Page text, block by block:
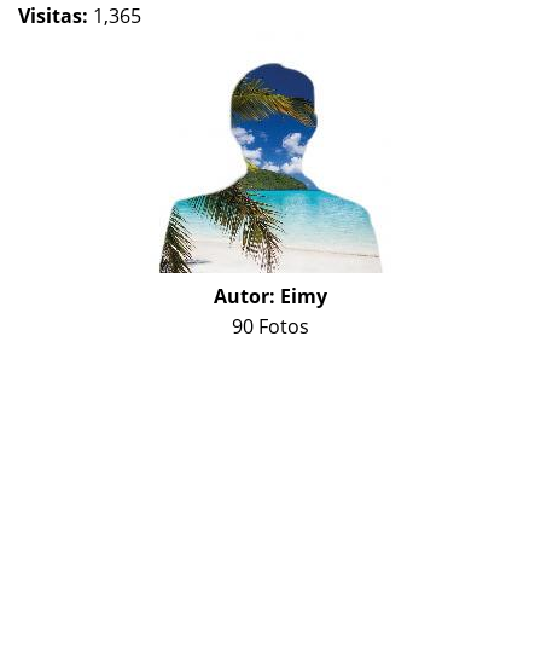
Visitas: 1,365
Autor: Eimy
90 Fotos